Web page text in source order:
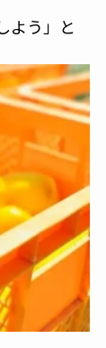
よう」と